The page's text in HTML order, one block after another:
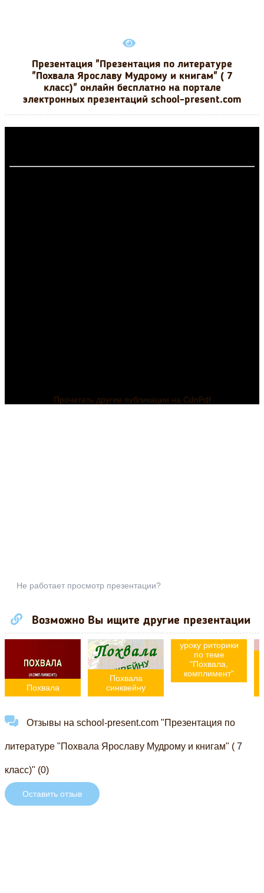
Презентация "Презентация по литературе
"Похвала Ярославу Мудрому и книгам" ( 7
класс)" онлайн бесплатно на портале
электронных презентаций school-present.com
Прочитать другие публикации на CdnPdf
Не работает просмотр презентации?
Возможно Вы ищите другие презентации
Похвала
Похвала
синквейну
Презентация к
уроку риторики
по теме
"Похвала,
комплимент"
Отзывы на school-present.com "Презентация по
литературе "Похвала Ярославу Мудрому и книгам" ( 7
класс)" (0)
Оставить отзыв